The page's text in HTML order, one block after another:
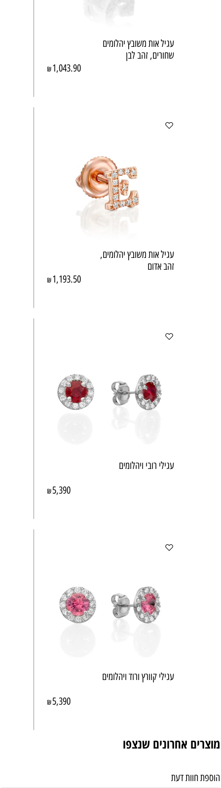
עגיל אות משובץ יהלומים
שחורים, זהב לבן
₪1,043.90
עגיל אות משובץ יהלומים,
זהב אדום
₪1,193.50
עגילי רובי ויהלומים
₪5,390
עגילי קוורץ ורוד ויהלומים
₪5,390
מוצרים אחרונים שנצפו
הוספת חוות דעת